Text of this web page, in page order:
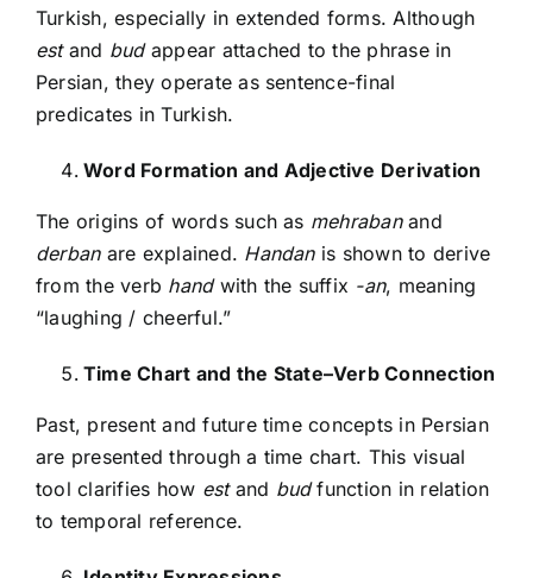
Turkish, especially in extended forms. Although
estand budappear attached to the phrase in
Persian, they operate as sentence-final
predicates in Turkish.
Word Formation and Adjective Derivation
The origins of words such as mehrabanand
derbanare explained. Handanis shown to derive
from the verb handwith the suffix -an, meaning
“laughing / cheerful.”
Time Chart and the State–Verb Connection
Past, present and future time concepts in Persian
are presented through a time chart. This visual
tool clarifies how estand budfunction in relation
to temporal reference.